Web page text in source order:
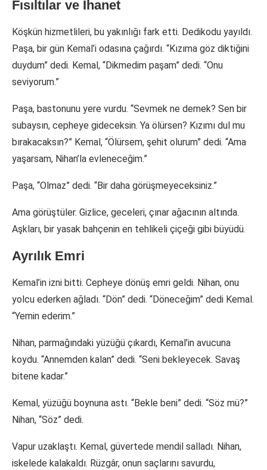
Fısıltılar ve İhanet
Köşkün hizmetlileri, bu yakınlığı fark etti. Dedikodu yayıldı.
Paşa, bir gün Kemal’i odasına çağırdı. “Kızıma göz diktiğini
duydum” dedi. Kemal, “Dikmedim paşam” dedi. “Onu
seviyorum.”
Paşa, bastonunu yere vurdu. “Sevmek ne demek? Sen bir
subaysın, cepheye gideceksin. Ya ölürsen? Kızımı dul mu
bırakacaksın?” Kemal, “Ölürsem, şehit olurum” dedi. “Ama
yaşarsam, Nihan’la evleneceğim.”
Paşa, “Olmaz” dedi. “Bir daha görüşmeyeceksiniz.”
Ama görüştüler. Gizlice, geceleri, çınar ağacının altında.
Aşkları, bir yasak bahçenin en tehlikeli çiçeği gibi büyüdü.
Ayrılık Emri
Kemal’in izni bitti. Cepheye dönüş emri geldi. Nihan, onu
yolcu ederken ağladı. “Dön” dedi. “Döneceğim” dedi Kemal.
“Yemin ederim.”
Nihan, parmağındaki yüzüğü çıkardı, Kemal’in avucuna
koydu. “Annemden kalan” dedi. “Seni bekleyecek. Savaş
bitene kadar.”
Kemal, yüzüğü boynuna astı. “Bekle beni” dedi. “Söz mü?”
Nihan, “Söz” dedi.
Vapur uzaklaştı. Kemal, güvertede mendil salladı. Nihan,
iskelede kalakaldı. Rüzgâr, onun saçlarını savurdu,